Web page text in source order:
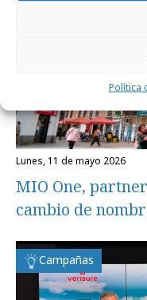
Política
lunes, 11 de mayo 2026
MIO One,
cambio de
Campañas